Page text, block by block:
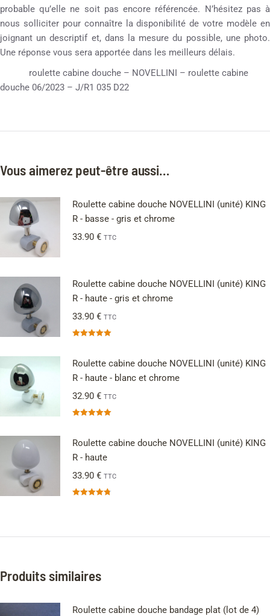
probable qu’elle ne soit pas encore référencée. N’hésitez pas à
nous solliciter pour connaître la disponibilité de votre modèle en
joignant un descriptif et, dans la mesure du possible, une photo.
Une réponse vous sera apportée dans les meilleurs délais.
roulette cabine douche – NOVELLINI – roulette cabine
douche 06/2023 – J/R1 035 D22
Vous aimerez peut-être aussi…
Roulette cabine douche NOVELLINI (unité) KING
R - basse - gris et chrome
33.90 € TTC
Roulette cabine douche NOVELLINI (unité) KING
R - haute - gris et chrome
33.90 € TTC
Roulette cabine douche NOVELLINI (unité) KING
R - haute - blanc et chrome
32.90 € TTC
Roulette cabine douche NOVELLINI (unité) KING
R - haute
33.90 € TTC
Produits similaires
Roulette cabine douche bandage plat (lot de 4)